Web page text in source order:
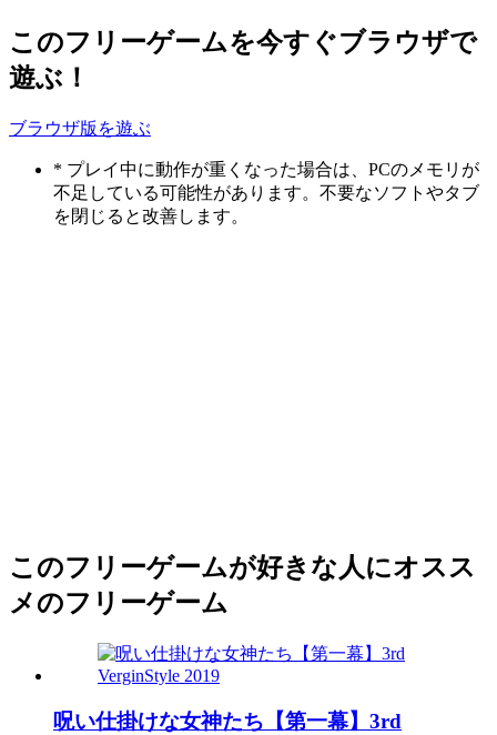
このフリーゲームを今すぐブラウザで
遊ぶ！
ブラウザ版を遊ぶ
* プレイ中に動作が重くなった場合は、PCのメモリが
不足している可能性があります。不要なソフトやタブ
を閉じると改善します。
このフリーゲームが好きな人にオスス
メのフリーゲーム
呪い仕掛けな女神たち【第一幕】3rd